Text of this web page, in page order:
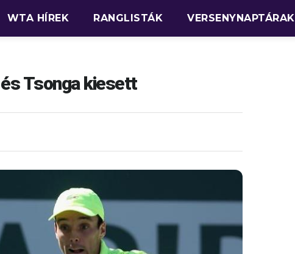
WTA HÍREK RANGLISTÁK VERSENYNAPTÁRAK
Tsonga kiesett